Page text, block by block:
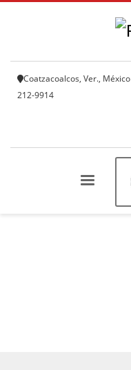
Coatzacoalcos, Ver., México
212-9914